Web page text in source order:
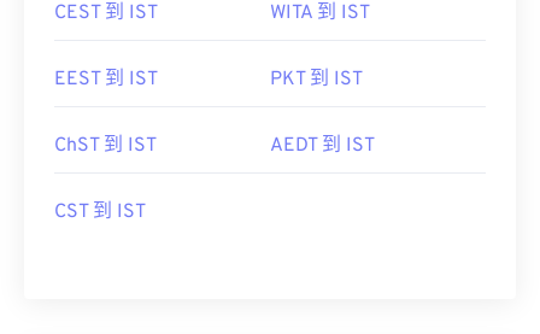
CEST 到 IST WITA 到 IST
EEST 到 IST PKT 到 IST
ChST 到 IST AEDT 到 IST
CST 到 IST